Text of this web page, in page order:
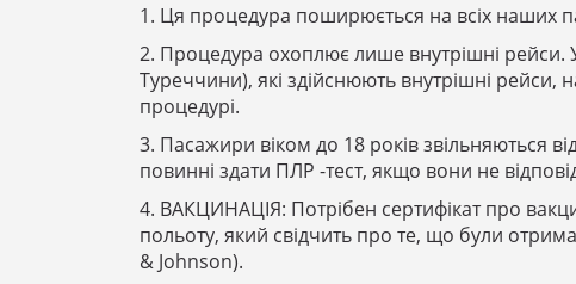
1. Ця процедура поширюється на всіх наших
2. Процедура охоплює лише внутрішні
Туреччини), які здійснюють внутрішні рейси,
процедурі.
3. Пасажири віком до 18 років звільняються
повинні здати ПЛР -тест, якщо вони не
4. ВАКЦИНАЦІЯ: Потрібен сертифікат про
польоту, який свідчить про те, що були
& Johnson).